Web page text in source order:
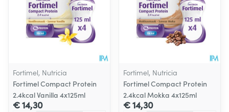
Fortimel, Nutricia
Fortimel Compact Protein
2.4kcal Vanilla 4x125ml
€ 14,30
Fortimel, Nutricia
Fortimel Compact Protein
2.4kcal Mokka 4x125ml
€ 14,30